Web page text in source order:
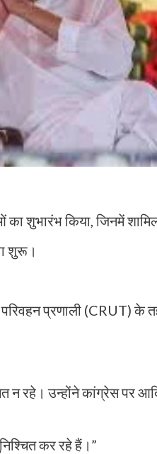
शुभारंभ किया, जिनमें
शुरू।
परिवहन प्रणाली (CRUT) के
न रहे। उन्होंने कांग्रेस पर
कर रहे हैं।”